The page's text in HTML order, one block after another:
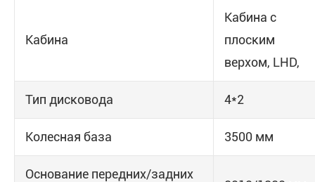
Кабина
Кабина с
плоским
верхом, LHD,
Тип дисковода 4*2
Колесная база 3500 мм
Основание передних/задних